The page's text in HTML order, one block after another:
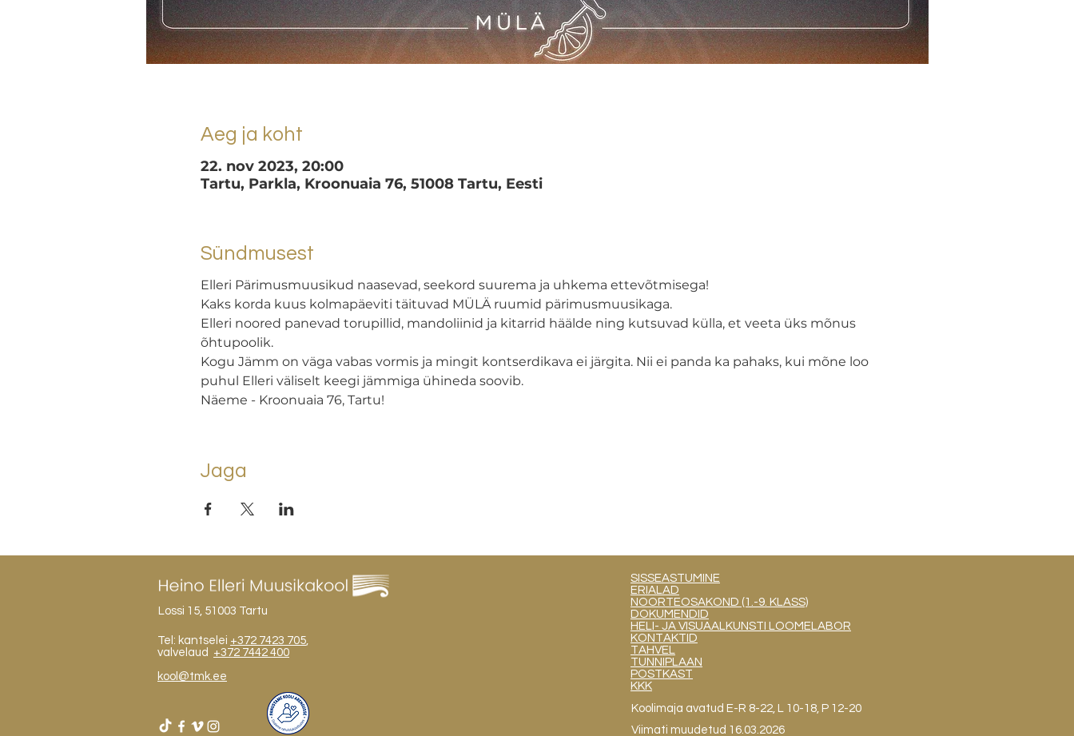
Aeg ja koht
22. nov 2023, 20:00
Tartu, Parkla, Kroonuaia 76, 51008 Tartu, Eesti
Sündmusest
Elleri Pärimusmuusikud naasevad, seekord suurema ja uhkema ettevõtmisega!
Kaks korda kuus kolmapäeviti täituvad MÜLÄ ruumid pärimusmuusikaga.
Elleri noored panevad torupillid, mandoliinid ja kitarrid häälde ning kutsuvad külla, et veeta üks mõnus
õhtupoolik.
Kogu Jämm on väga vabas vormis ja mingit kontserdikava ei järgita. Nii ei panda ka pahaks, kui mõne loo
puhul Elleri väliselt keegi jämmiga ühineda soovib.
Näeme - Kroonuaia 76, Tartu!
Jaga
Lossi 15, 51003 Tartu
Tel: kantselei +372 7423 705
valvelaud +372 7442 400
kool@tmk.ee
SISSEASTUMINE
ERIALAD
NOORTEOSAKOND (1.-9. KLASS)
DOKUMENDID
HELI- JA VISUAALKUNSTI LOOMELABOR
KONTAKTID
TAHVEL
TUNNIPLAAN
POSTKAST
KKK
Koolimaja avatud E-R 8-22, L 10-18, P 12-20
Viimati muudetud 16.03.2026